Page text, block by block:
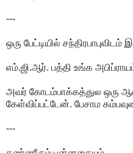
---
ஒரு பேட்டியில் சந்திரபாபுவிடம்
எம்.ஜி.ஆர். பத்தி உங்க
அவர் கோடம்பாக்கத்துல ஒரு
கேள்விப்பட்டேன். பேசாம
---